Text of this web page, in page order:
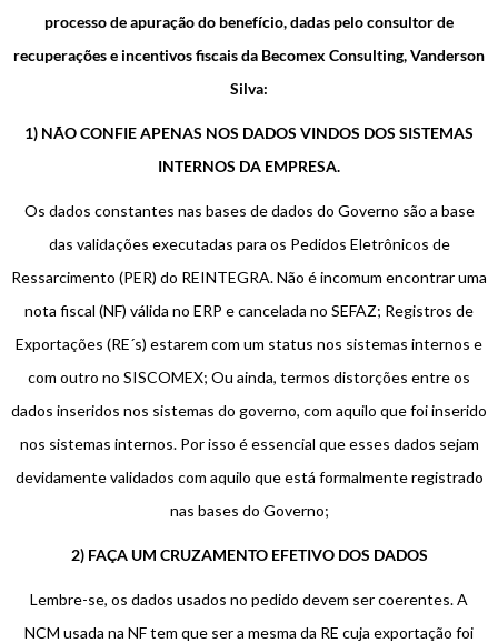
processo de apuração do benefício, dadas pelo consultor de
recuperações e incentivos fiscais da Becomex Consulting, Vanderson
Silva:
1) NÃO CONFIE APENAS NOS DADOS VINDOS DOS SISTEMAS
INTERNOS DA EMPRESA.
Os dados constantes nas bases de dados do Governo são a base
das validações executadas para os Pedidos Eletrônicos de
Ressarcimento (PER) do REINTEGRA. Não é incomum encontrar uma
nota fiscal (NF) válida no ERP e cancelada no SEFAZ; Registros de
Exportações (RE´s) estarem com um status nos sistemas internos e
com outro no SISCOMEX; Ou ainda, termos distorções entre os
dados inseridos nos sistemas do governo, com aquilo que foi inserido
nos sistemas internos. Por isso é essencial que esses dados sejam
devidamente validados com aquilo que está formalmente registrado
nas bases do Governo;
2) FAÇA UM CRUZAMENTO EFETIVO DOS DADOS
Lembre-se, os dados usados no pedido devem ser coerentes. A
NCM usada na NF tem que ser a mesma da RE cuja exportação foi